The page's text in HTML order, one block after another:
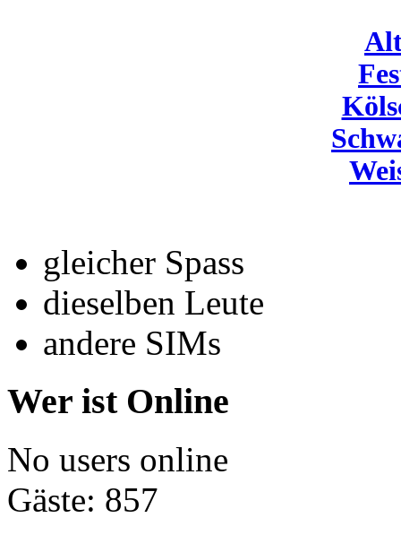
gleicher Spass
dieselben Leute
andere SIMs
Wer ist Online
No users online
Gäste: 857